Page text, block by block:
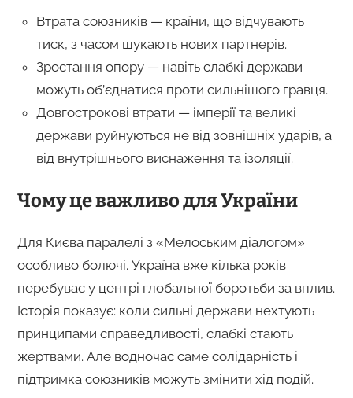
Втрата союзників — країни, що відчувають
тиск, з часом шукають нових партнерів.
Зростання опору — навіть слабкі держави
можуть об’єднатися проти сильнішого гравця.
Довгострокові втрати — імперії та великі
держави руйнуються не від зовнішніх ударів, а
від внутрішнього виснаження та ізоляції.
Чому це важливо для України
Для Києва паралелі з «Мелоським діалогом»
особливо болючі. Україна вже кілька років
перебуває у центрі глобальної боротьби за вплив.
Історія показує: коли сильні держави нехтують
принципами справедливості, слабкі стають
жертвами. Але водночас саме солідарність і
підтримка союзників можуть змінити хід подій.